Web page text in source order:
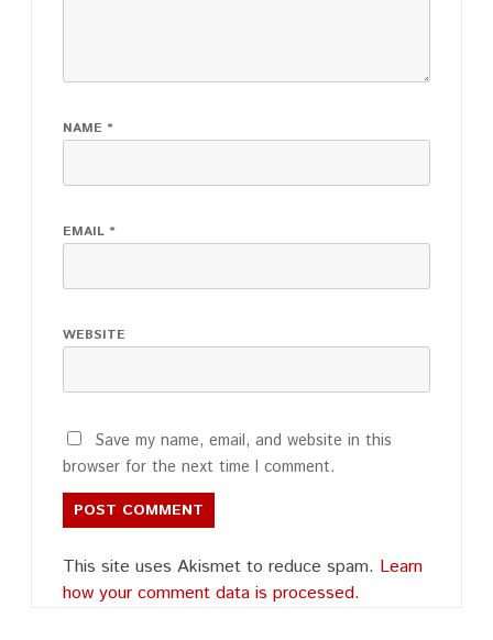
NAME *
EMAIL *
WEBSITE
Save my name, email, and website in this
browser for the next time I comment.
This site uses Akismet to reduce spam. Learn
how your comment data is processed.